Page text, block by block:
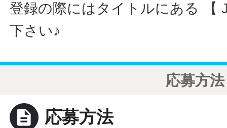
登録の際にはタイトルにある 【
下さい♪
応募方法
description 応募方法